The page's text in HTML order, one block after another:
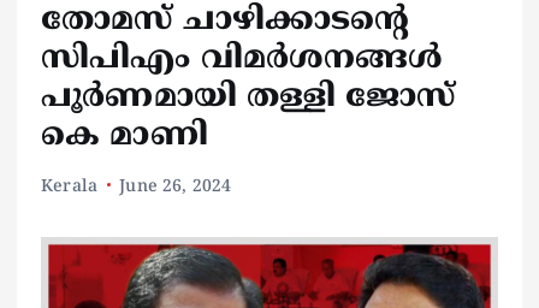
തോമസ് ചാഴിക്കാടന്റെ
സിപിഎം വിമർശനങ്ങൾ
പൂർണമായി തള്ളി ജോസ്
കെ മാണി
Kerala June 26, 2024